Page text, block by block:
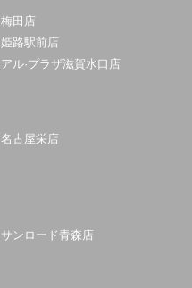
梅田店
姫路駅前店
アル·プラザ滋賀水口店
名古屋栄店
サンロード青森店